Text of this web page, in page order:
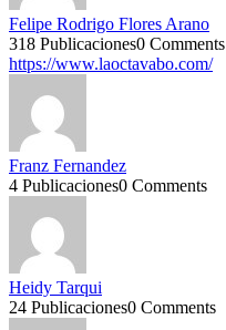
Felipe Rodrigo Flores Arano
318 Publicaciones0 Comments
https://www.laoctavabo.com/
Franz Fernandez
4 Publicaciones0 Comments
Heidy Tarqui
24 Publicaciones0 Comments